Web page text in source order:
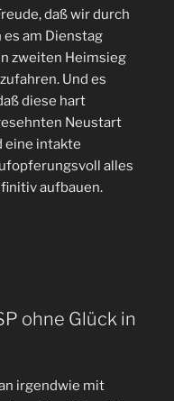
daß wir durch
am Dienstag
zweiten Heimsieg
Und es
diese hart
Neustart
eine intakte
alles
aufbauen.
ohne Glück in
irgendwie mit